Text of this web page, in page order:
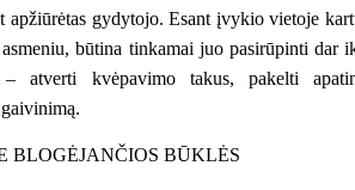
apžiūrėtas gydytojo. Esant įvykio vietoje
būtina tinkamai juo pasirūpinti dar
– atverti kvėpavimo takus, pakelti
BLOGĖJANČIOS BŪKLĖS